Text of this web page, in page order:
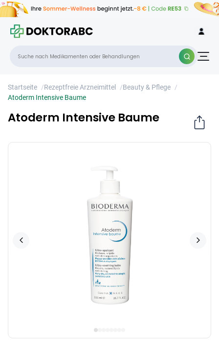
Startseite /Rezeptfreie Arzneimittel /Beauty & Pflege /
Atoderm Intensive Baume
Atoderm Intensive Baume
×